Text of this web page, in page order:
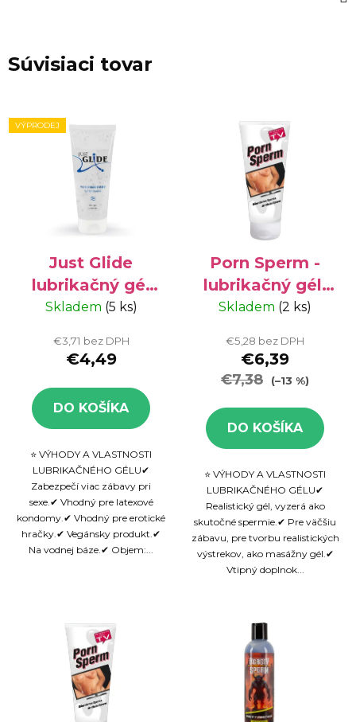
Súvisiaci tovar
VÝPRODEJ
Just Glide
lubrikačný gél
na vodnej báze
Skladem (5 ks)
€3,71 bez DPH
€4,49
DO KOŠÍKA
⭐ VÝHODY A VLASTNOSTI
LUBRIKAČNÉHO GÉLU✔
Zabezpečí viac zábavy pri
sexe.✔ Vhodný pre latexové
kondomy.✔ Vhodný pre erotické
hračky.✔ Vegánsky produkt.✔
Na vodnej báze.✔ Objem:...
Porn Sperm -
lubrikačný gél,
125 ml
Skladem (2 ks)
€5,28 bez DPH
€6,39
€7,38 (–13 %)
DO KOŠÍKA
⭐ VÝHODY A VLASTNOSTI
LUBRIKAČNÉHO GÉLU✔
Realistický gél, vyzerá ako
skutočné spermie.✔ Pre väčšiu
zábavu, pre tvorbu realistických
výstrekov, ako masážny gél.✔
Vtipný doplnok...